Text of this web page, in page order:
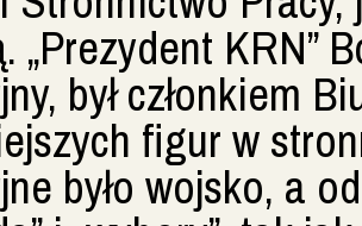
„Prezydent KRN”
był członkiem
figur w
było wojsko, a